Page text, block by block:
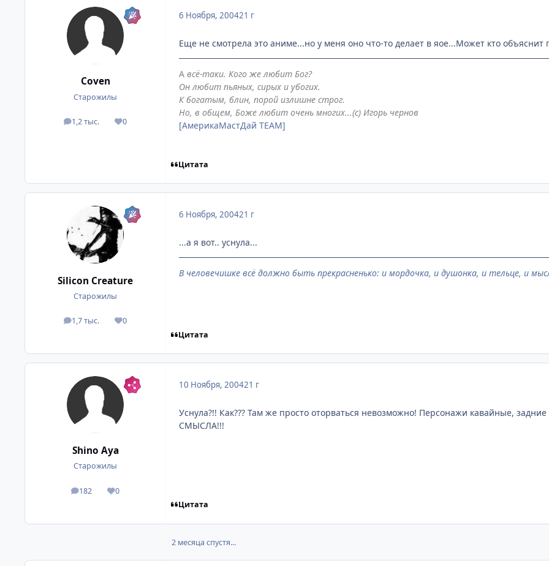
Coven
Старожилы
1,2 тыс.
посты 0
Репутация
6 Ноября, 200421 г
Еще не смотрела это аниме...но у меня оно что-то делает в яое...Может кто объяснит
А всё-таки. Кого же любит Бог?
Он любит пьяных, сирых и убогих.
К богатым, блин, порой излишне строг.
Но, в общем, Боже любит очень многих...(с) Игорь чернов
[АмерикаМастДай TEAM]
Цитата
Silicon Creature
Старожилы
1,7 тыс.
посты 0
Репутация
6 Ноября, 200421 г
...а я вот.. уснула...
В человечишке всё должно быть прекрасненько: и мордочка, и душонка, и тельце, и
Цитата
Shino Aya
Старожилы
182
посты 0
Репутация
10 Ноября, 200421 г
Уснула?!! Как??? Там же просто оторваться невозможно! Персонажи кавайные,
СМЫСЛА!!!
Цитата
2 месяца спустя...